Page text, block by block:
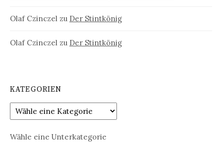
Olaf Czinczel zu Der Stintkönig
Olaf Czinczel zu Der Stintkönig
KATEGORIEN
Wähle eine Unterkategorie